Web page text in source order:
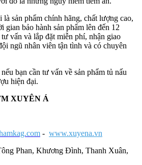
sản phẩm chính hãng, chất lượng cao,
gian bảo hành sản phẩm lên đến 12
vấn và lắp đặt miễn phí, nhận giao
ngũ nhân viên tận tình và có chuyên
bạn cần tư vấn về sản phẩm tủ nấu
hiện đại.
XUYÊN Á
- www.xuyena.vn
Phan, Khương Đình, Thanh Xuân,